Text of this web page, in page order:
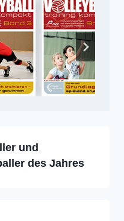
und
des Jahres